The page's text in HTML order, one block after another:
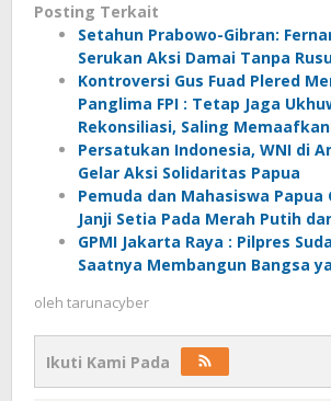
Posting Terkait
Setahun Prabowo-Gibran:
Serukan Aksi Damai Tanpa
Kontroversi Gus Fuad Plered
Panglima FPI : Tetap Jaga
Rekonsiliasi, Saling
Persatukan Indonesia, WNI di
Gelar Aksi Solidaritas Papua
Pemuda dan Mahasiswa Papua
Janji Setia Pada Merah Putih
GPMI Jakarta Raya : Pilpres
Saatnya Membangun Bangsa
oleh tarunacyber
Ikuti Kami Pada